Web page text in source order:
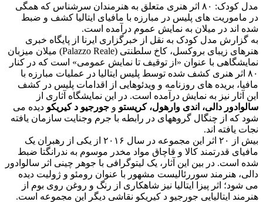
مدل کودک: ۸۰ اثر هنری متعلق به هنرمندان سرشناس که همگی
های پلیس در مبارزه با مافیای ایتالیا کشف و ضبط
اند در میلان به نمایش عموم درآمده است.
مدل کودک به نقل از خبرگزاری ایرنا از پایگاه خبری
هنرهای زیبای بروکسل، کاخ سلطنتی (Palazzo Reale) میلان میزبان
با عنوان «از توقیف تا نمایش عمومی» است که در کنار
اثر هنری کشف شده توسط پلیس ایتالیا در عملیات مبارزه با
بریده های روزنامه و ویدئوهایی از اقدامات پلیس در کشف
نیز به نمایش درآمده است. در این نمایشگاه آثاری از
دالی، اندی وارهول، کریستووجورجیو د کیریکودیده می
که از چنگال گروههای در رابطه با جرم وجنایت سازمان یافته
یافته اند.
بیش از ۲۰ اثر این مجموعه در سال ۲۰۱۶ از یکی از رهبران یک
قدرتمند کالا و قاچاق مواد مخدر موسوم به ندرانگتا ضبط
در بین این آثار، یک لیتوگرافی با جوهر چینی اثر سالوادور
هنرمند سوررئالیست مشهور با عنوان رومئو و ژولیت دیده
اثر پیزا ایتالیا نیز شاهکاری از رنگ و روغن روی بوم از
ایتالیایی جورجیو د کیریکو نقاشی دیگر این مجموعه است.